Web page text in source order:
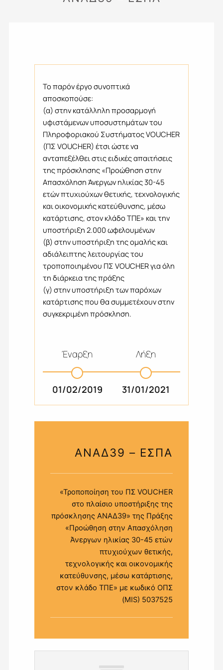
Το παρόν έργο συνοπτικά
αποσκοπούσε:
(α) στην κατάλληλη προσαρμογή
υφιστάμενων υποσυστημάτων του
Πληροφοριακού Συστήματος VOUCHER
(ΠΣ VOUCHER) έτσι ώστε να
ανταπεξέλθει στις ειδικές απαιτήσεις
της πρόσκλησης «Προώθηση στην
Απασχόληση Άνεργων ηλικίας 30-45
ετών πτυχιούχων θετικής, τεχνολογικής
και οικονομικής κατεύθυνσης, μέσω
κατάρτισης, στον κλάδο ΤΠΕ» και την
υποστήριξη 2.000 ωφελουμένων
(β) στην υποστήριξη της ομαλής και
αδιάλειπτης λειτουργίας του
τροποποιημένου ΠΣ VOUCHER για όλη
τη διάρκεια της πράξης
(γ) στην υποστήριξη των παρόχων
κατάρτισης που θα συμμετέχουν στην
συγκεκριμένη πρόσκληση.
Έναρξη
01/02/2019
Λήξη
31/01/2021
ΑΝΑΔ39 – ΕΣΠΑ
«Τροποποίηση του ΠΣ VOUCHER
στο πλαίσιο υποστήριξης της
πρόσκλησης ΑΝΑΔ39» της Πράξης
«Προώθηση στην Απασχόληση
Άνεργων ηλικίας 30-45 ετών
πτυχιούχων θετικής,
τεχνολογικής και οικονομικής
κατεύθυνσης, μέσω κατάρτισης,
στον κλάδο ΤΠΕ» με κωδικό ΟΠΣ
(MIS) 5037525